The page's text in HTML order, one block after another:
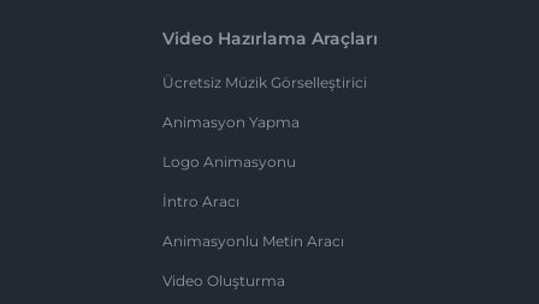
Video Hazırlama Araçları
Ücretsiz Müzik Görselleştirici
Animasyon Yapma
Logo Animasyonu
İntro Aracı
Animasyonlu Metin Aracı
Video Oluşturma